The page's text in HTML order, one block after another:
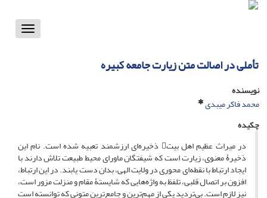
Toggle
تأملی در اصالت متن زیارت جامعه کبیره
نویسنده
محمد فاکر میبدی
چکیده
در میراث عظیم اهل‌ بیت ذخیره‌ای ارزشمند تعبیه شده است. نام این
ذخیرۀ معنوی، زیارت است که شیفتگان ماورای محیط طبیعت تلاش دارند با
ایجاد ارتباط با نقطه‌ای محوری در ولایت الهی، بدان دست یابند. در این ارتباط،
افزون بر اتصال قلبی، تلفظ به واژه‌هایی که شایستۀ مقام و منزلت مزور است،
نیز لازم است. بی‌تردید یکی از مهم‌ترین و جامع‌ترین متونی که توانسته است